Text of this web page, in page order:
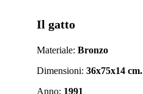
Il gatto
Materiale: Bronzo
Dimensioni: 36x75x14 cm.
Anno: 1991